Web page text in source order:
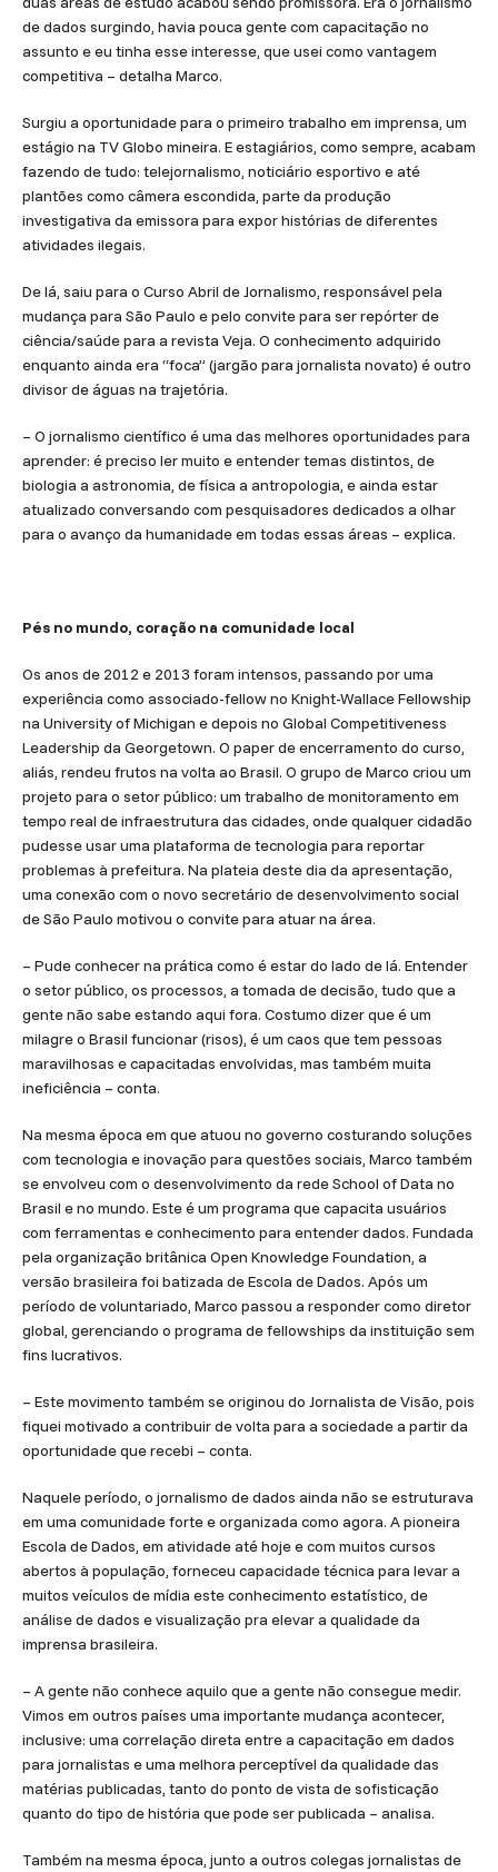
de dados surgindo, havia pouca gente com capacitação no
assunto e eu tinha esse interesse, que usei como vantagem
competitiva – detalha Marco.
Surgiu a oportunidade para o primeiro trabalho em imprensa, um
estágio na TV Globo mineira. E estagiários, como sempre, acabam
fazendo de tudo: telejornalismo, noticiário esportivo e até
plantões como câmera escondida, parte da produção
investigativa da emissora para expor histórias de diferentes
atividades ilegais.
De lá, saiu para o Curso Abril de Jornalismo, responsável pela
mudança para São Paulo e pelo convite para ser repórter de
ciência/saúde para a revista Veja. O conhecimento adquirido
enquanto ainda era “foca” (jargão para jornalista novato) é outro
divisor de águas na trajetória.
– O jornalismo científico é uma das melhores oportunidades para
aprender: é preciso ler muito e entender temas distintos, de
biologia a astronomia, de física a antropologia, e ainda estar
atualizado conversando com pesquisadores dedicados a olhar
para o avanço da humanidade em todas essas áreas – explica.
Pés no mundo, coração na comunidade local
Os anos de 2012 e 2013 foram intensos, passando por uma
experiência como associado-fellow no Knight-Wallace Fellowship
na University of Michigan e depois no Global Competitiveness
Leadership da Georgetown. O paper de encerramento do curso,
aliás, rendeu frutos na volta ao Brasil. O grupo de Marco criou um
projeto para o setor público: um trabalho de monitoramento em
tempo real de infraestrutura das cidades, onde qualquer cidadão
pudesse usar uma plataforma de tecnologia para reportar
problemas à prefeitura. Na plateia deste dia da apresentação,
uma conexão com o novo secretário de desenvolvimento social
de São Paulo motivou o convite para atuar na área.
– Pude conhecer na prática como é estar do lado de lá. Entender
o setor público, os processos, a tomada de decisão, tudo que a
gente não sabe estando aqui fora. Costumo dizer que é um
milagre o Brasil funcionar (risos), é um caos que tem pessoas
maravilhosas e capacitadas envolvidas, mas também muita
ineficiência – conta.
Na mesma época em que atuou no governo costurando soluções
com tecnologia e inovação para questões sociais, Marco também
se envolveu com o desenvolvimento da rede School of Data no
Brasil e no mundo. Este é um programa que capacita usuários
com ferramentas e conhecimento para entender dados. Fundada
pela organização britânica Open Knowledge Foundation, a
versão brasileira foi batizada de Escola de Dados. Após um
período de voluntariado, Marco passou a responder como diretor
global, gerenciando o programa de fellowships da instituição sem
fins lucrativos.
– Este movimento também se originou do Jornalista de Visão, pois
fiquei motivado a contribuir de volta para a sociedade a partir da
oportunidade que recebi – conta.
Naquele período, o jornalismo de dados ainda não se estruturava
em uma comunidade forte e organizada como agora. A pioneira
Escola de Dados, em atividade até hoje e com muitos cursos
abertos à população, forneceu capacidade técnica para levar a
muitos veículos de mídia este conhecimento estatístico, de
análise de dados e visualização pra elevar a qualidade da
imprensa brasileira.
– A gente não conhece aquilo que a gente não consegue medir.
Vimos em outros países uma importante mudança acontecer,
inclusive: uma correlação direta entre a capacitação em dados
para jornalistas e uma melhora perceptível da qualidade das
matérias publicadas, tanto do ponto de vista de sofisticação
quanto do tipo de história que pode ser publicada – analisa.
Também na mesma época, junto a outros colegas jornalistas de